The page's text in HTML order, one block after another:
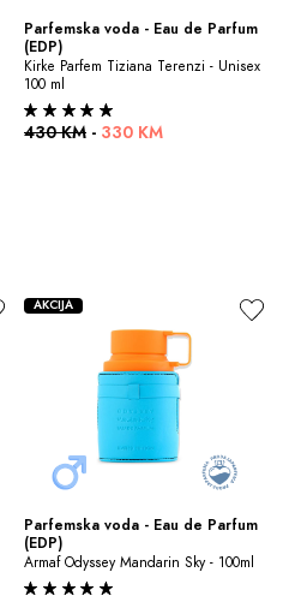
Parfemska voda - Eau de Parfum
(EDP)
Kirke Parfem Tiziana Terenzi - Unisex
100 ml
430 KM - 330 KM
Parfemska voda - Eau de Parfum
(EDP)
Armaf Odyssey Mandarin Sky - 100ml
AKCIJA